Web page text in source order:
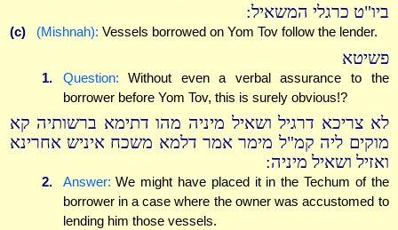
ביו"ט כרגלי המשאיל:
(c) (Mishnah): Vessels borrowed on Yom Tov follow the lender.
פשיטא
1. Question: Without even a verbal assurance to the
borrower before Yom Tov, this is surely obvious!?
לא צריכא דרגיל ושאיל מיניה מהו דתימא ברשותיה קא
מוקים ליה קמ"ל מימר אמר דלמא משכח איניש אחרינא
ואזיל ושאיל מיניה:
2. Answer: We might have placed it in the Techum of the
borrower in a case where the owner was accustomed to
lending him those vessels.